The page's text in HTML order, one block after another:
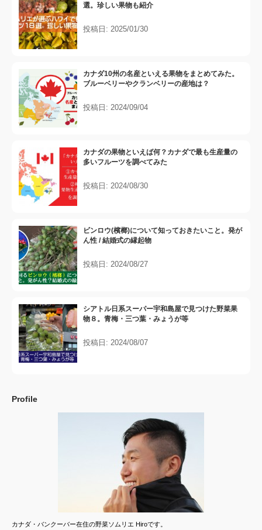
選。珍しい果物も紹介
投稿日: 2025/01/30
カナダ10州の名産といえる果物をまとめてみた。
ブルーベリーやクランベリーの産地は？
投稿日: 2024/09/04
カナダの果物といえば何？カナダで最も生産量の
多いフルーツを調べてみた
投稿日: 2024/08/30
ビンロウ(檳榔)について知っておきたいこと。発が
ん性 / 結婚式の縁起物
投稿日: 2024/08/27
シアトル日系スーパー宇和島屋で見つけた野菜果
物８。青梅・三つ葉・みょうが等
投稿日: 2024/08/07
Profile
カナダ・バンクーバー在住の野菜ソムリエ Hiroです。